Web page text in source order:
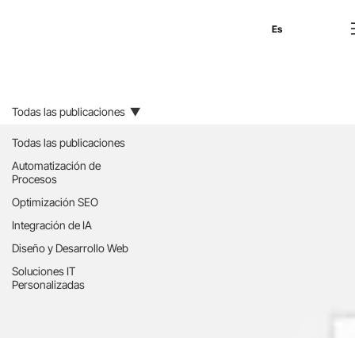
Es
Todas las publicaciones
Automatización de
Procesos
Optimización SEO
Integración de IA
Diseño y Desarrollo Web
Soluciones IT
Personalizadas
Todas las publicaciones